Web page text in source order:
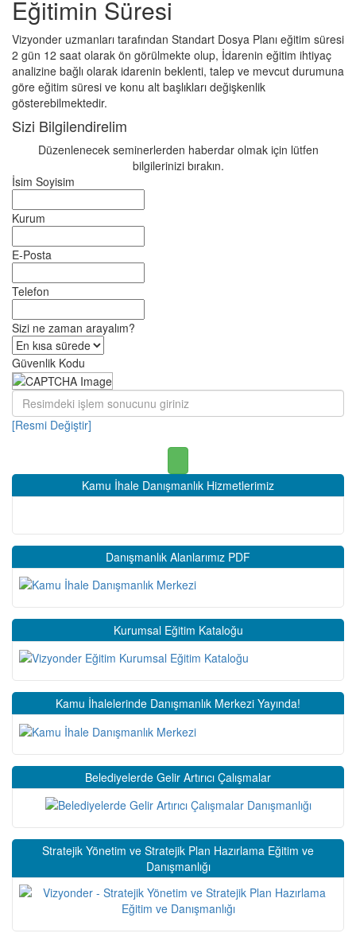
Eğitimin Süresi
Vizyonder uzmanları tarafından Standart Dosya Planı eğitim süresi
2 gün 12 saat olarak ön görülmekte olup, İdarenin eğitim ihtiyaç
analizine bağlı olarak idarenin beklenti, talep ve mevcut durumuna
göre eğitim süresi ve konu alt başlıkları değişkenlik
gösterebilmektedir.
Sizi Bilgilendirelim
Düzenlenecek seminerlerden haberdar olmak için lütfen
bilgilerinizi bırakın.
İsim Soyisim
Kurum
E-Posta
Telefon
Sizi ne zaman arayalım?
Güvenlik Kodu
[Resmi Değiştir]
Kamu İhale Danışmanlık Hizmetlerimiz
Danışmanlık Alanlarımız PDF
Kurumsal Eğitim Kataloğu
Kamu İhalelerinde Danışmanlık Merkezi Yayında!
Belediyelerde Gelir Artırıcı Çalışmalar
Stratejik Yönetim ve Stratejik Plan Hazırlama Eğitim ve
Danışmanlığı